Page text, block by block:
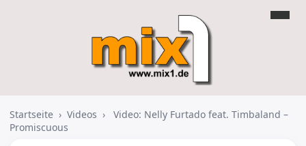
Startseite › Videos ›
Video: Nelly Furtado feat. Timbaland –
Promiscuous